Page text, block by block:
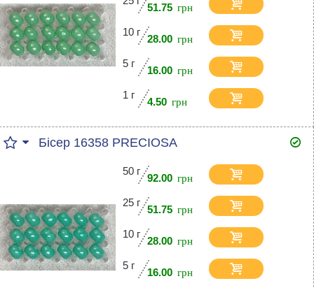
51.75
10 г
28.00
5 г
16.00
1 г
4.50
Бісер 16358 PRECIOSA
50 г
92.00
25 г
51.75
10 г
28.00
5 г
16.00